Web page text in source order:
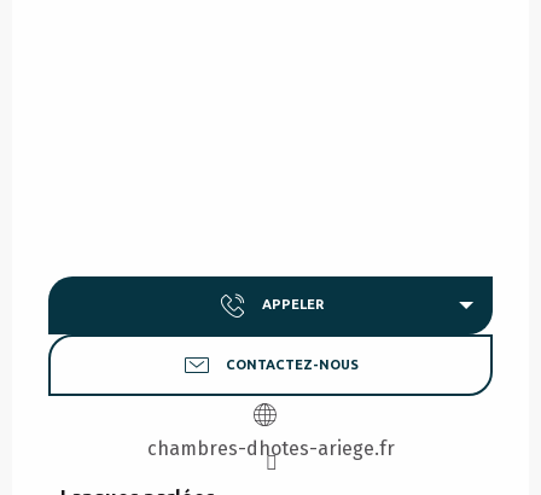
APPELER
CONTACTEZ-NOUS
chambres-dhotes-ariege.fr